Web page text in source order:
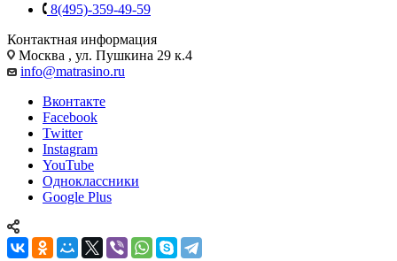
8(495)-359-49-59
Контактная информация
Москва , ул. Пушкина 29 к.4
info@matrasino.ru
Вконтакте
Facebook
Twitter
Instagram
YouTube
Одноклассники
Google Plus